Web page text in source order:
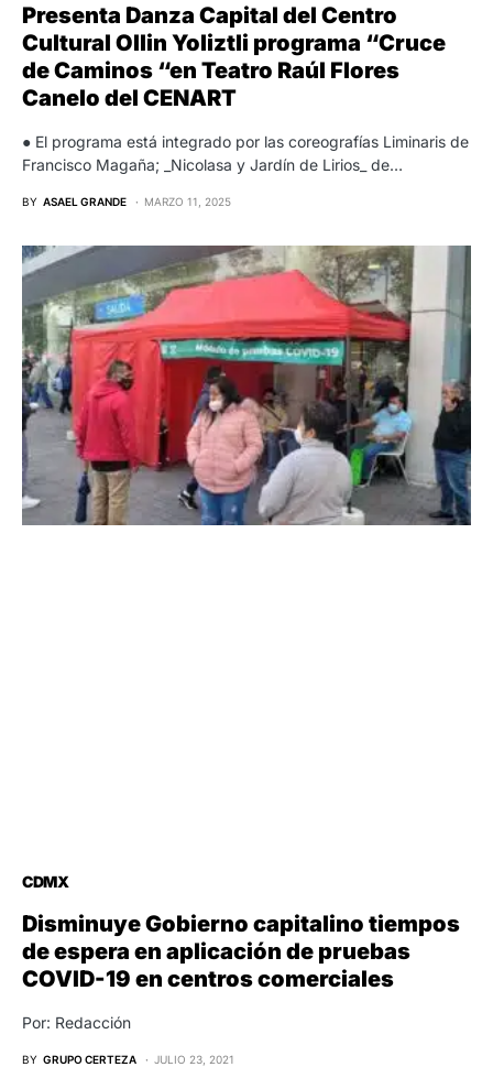
Presenta Danza Capital del Centro
Cultural Ollin Yoliztli programa “Cruce
de Caminos “en Teatro Raúl Flores
Canelo del CENART
● El programa está integrado por las coreografías Liminaris de
Francisco Magaña; _Nicolasa y Jardín de Lirios_ de…
BY ASAEL GRANDE MARZO 11, 2025
CDMX
Disminuye Gobierno capitalino tiempos
de espera en aplicación de pruebas
COVID-19 en centros comerciales
Por: Redacción
BY GRUPO CERTEZA JULIO 23, 2021